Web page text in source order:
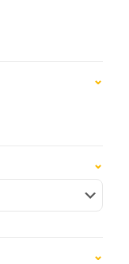
⌄
⌄
⌄